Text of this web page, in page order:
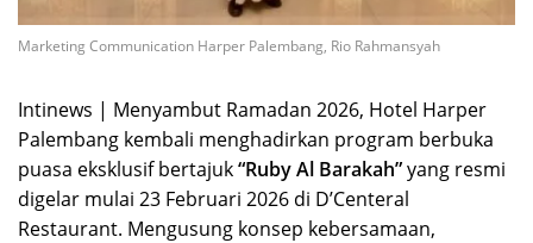
Marketing Communication Harper Palembang, Rio Rahmansyah
Intinews | Menyambut Ramadan 2026, Hotel Harper
Palembang kembali menghadirkan program berbuka
puasa eksklusif bertajuk“Ruby Al Barakah”yang resmi
digelar mulai 23 Februari 2026 di D’Centeral
Restaurant. Mengusung konsep kebersamaan,